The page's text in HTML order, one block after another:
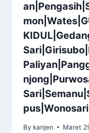
pus|Wonosari|
By kanjen Maret